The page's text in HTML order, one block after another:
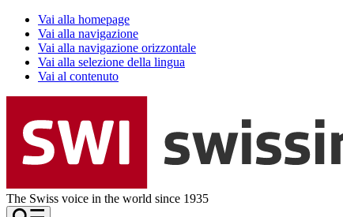
Vai alla homepage
Vai alla navigazione
Vai alla navigazione orizzontale
Vai alla selezione della lingua
Vai al contenuto
The Swiss voice in the world since 1935